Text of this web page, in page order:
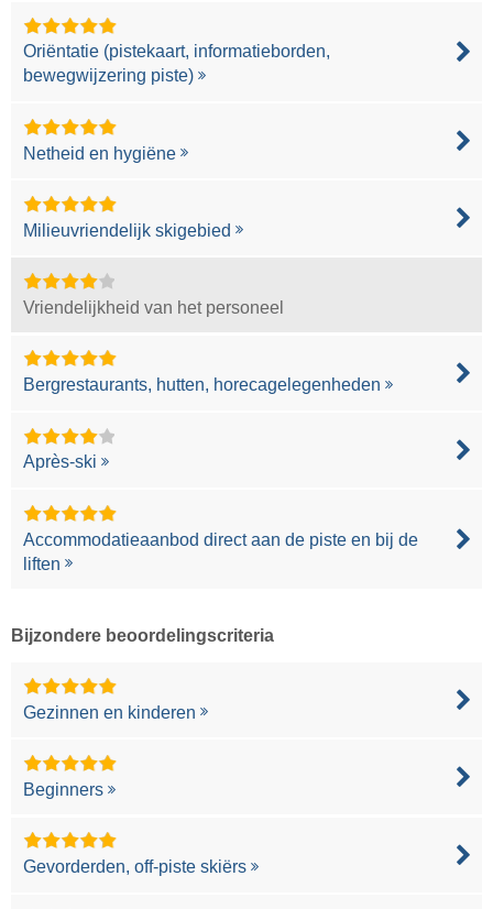
Oriëntatie (pistekaart, informatieborden,
bewegwijzering piste)
Netheid en hygiëne
Milieuvriendelijk skigebied
Vriendelijkheid van het personeel
Bergrestaurants, hutten, horecagelegenheden
Après-ski
Accommodatieaanbod direct aan de piste en bij de
liften
Bijzondere beoordelingscriteria
Gezinnen en kinderen
Beginners
Gevorderden, off-piste skiërs